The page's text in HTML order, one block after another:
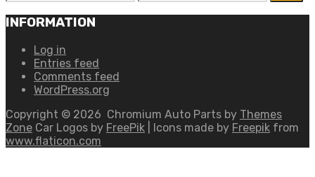
price
price
INFORMATION
Log in
Entries feed
Comments feed
WordPress.org
Copyright © 2026 Chromium Auto Parts by Themes
Zone Car Logos by FreePik | Icons made by Freepik from
www.flaticon.com